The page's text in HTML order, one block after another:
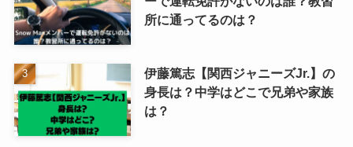
所に通ってるのは？
伊藤篤志【関西ジャニーズJr.】の
身長は？中学はどこで兄弟や家族
は？